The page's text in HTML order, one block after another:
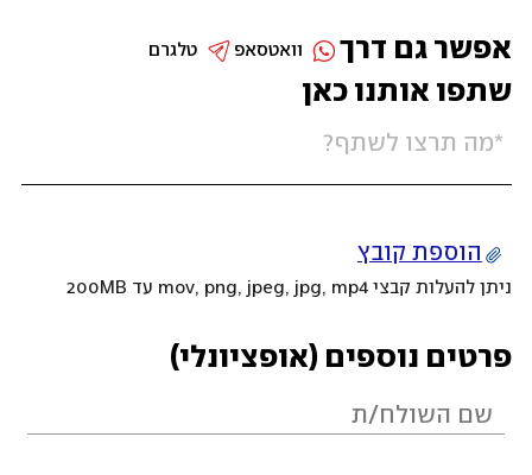
שתפו אותנו כאן
הוספת קובץ
ניתן להעלות קבצי mov, png, jpeg, jpg, mp4 עד 200MB
פרטים נוספים (אופציונלי)
אפשר גם דרך טלגרם וואטסאפ